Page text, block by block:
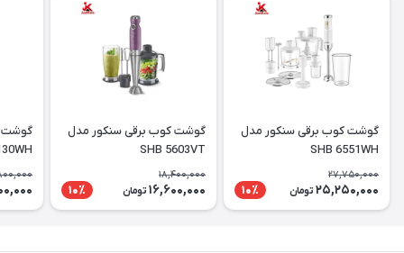
گوشت کوب برقی سنکور مدل
SHB 6551WH
27,750,000
25,250,000 تومان 10٪
گوشت کوب برقی سنکور مدل
SHB 5603VT
18,400,000
16,600,000 تومان 10٪